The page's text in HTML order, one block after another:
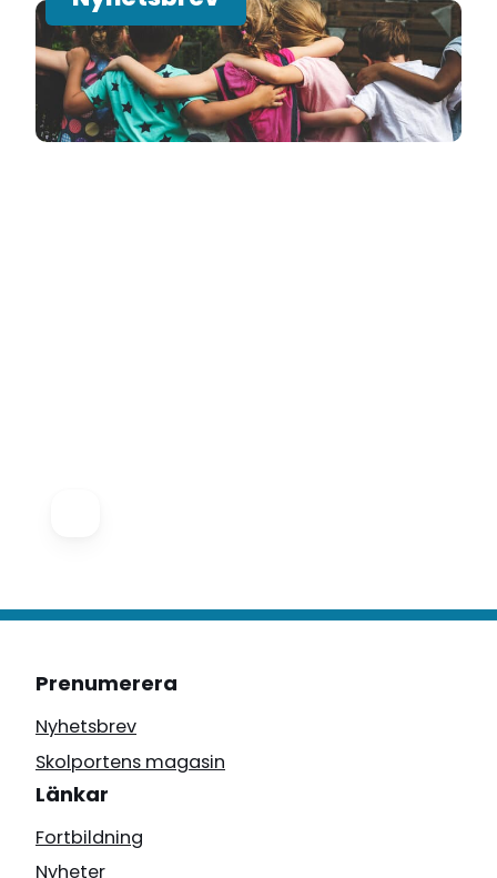
Prenumerera
Nyhetsbrev
Skolportens magasin
Länkar
Fortbildning
Nyheter